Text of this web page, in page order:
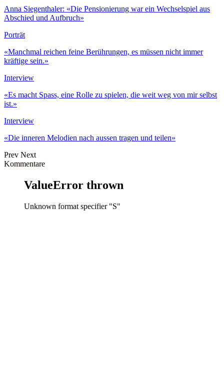
Anna Siegenthaler: «Die Pensionierung war ein Wechselspiel aus
Abschied und Aufbruch»
Porträt
«Manchmal reichen feine Berührungen, es müssen nicht immer
kräftige sein.»
Interview
«Es macht Spass, eine Rolle zu spielen, die weit weg von mir selbst
ist.»
Interview
«Die inneren Melodien nach aussen tragen und teilen»
Prev Next
Kommentare
ValueError thrown
Unknown format specifier "S"